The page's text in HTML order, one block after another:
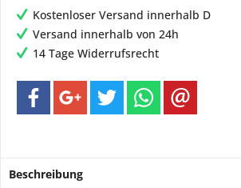
Kostenloser Versand innerhalb D
Versand innerhalb von 24h
14 Tage Widerrufsrecht
Beschreibung